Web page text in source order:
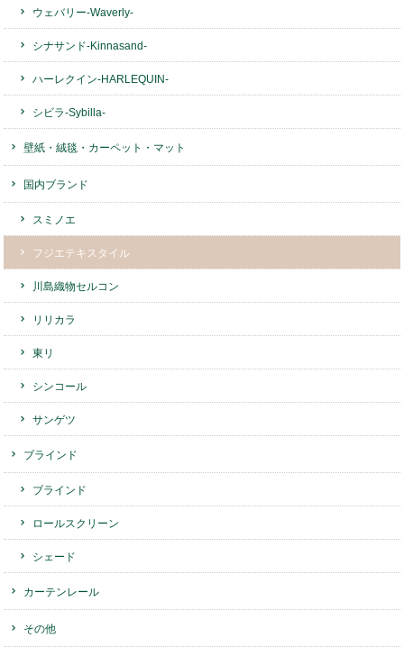
ウェバリー-Waverly-
シナサンド-Kinnasand-
ハーレクイン-HARLEQUIN-
シビラ-Sybilla-
壁紙・絨毯・カーペット・マット
国内ブランド
スミノエ
フジエテキスタイル
川島織物セルコン
リリカラ
東リ
シンコール
サンゲツ
ブラインド
ブラインド
ロールスクリーン
シェード
カーテンレール
その他